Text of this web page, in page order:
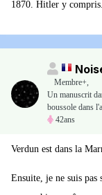
1870. Hitler y compris.
Membre+,
Un manuscrit
boussole dans
42ans
Verdun est dans la
Ensuite, je ne suis pas